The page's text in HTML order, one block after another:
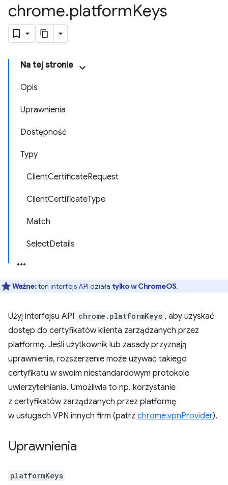
chrome.platformKeys
Na tej stronie
Opis
Uprawnienia
Dostępność
Typy
ClientCertificateRequest
ClientCertificateType
Match
SelectDetails
Ważne:ten interfejs API działa tylko w ChromeOS.
Użyj interfejsu API chrome.platformKeys , aby uzyskać
dostęp do certyfikatów klienta zarządzanych przez
platformę. Jeśli użytkownik lub zasady przyznają
uprawnienia, rozszerzenie może używać takiego
certyfikatu w swoim niestandardowym protokole
uwierzytelniania. Umożliwia to np. korzystanie
z certyfikatów zarządzanych przez platformę
w usługach VPN innych firm (patrz chrome.vpnProvider).
Uprawnienia
platformKeys